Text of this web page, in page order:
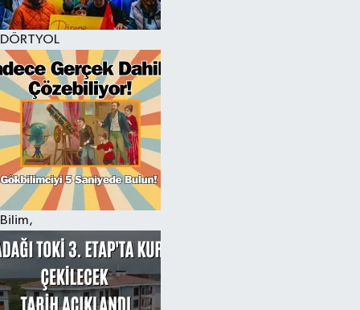
DÖRTYOL
Bilim,